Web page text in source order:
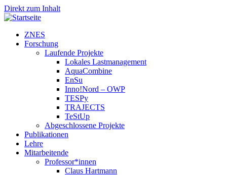
Direkt zum Inhalt
ZNES
Forschung
Laufende Projekte
Lokales Lastmanagement
AquaCombine
EnSu
Inno!Nord – OWP
TESPy
TRAJECTS
TeStUp
Abgeschlossene Projekte
Publikationen
Lehre
Mitarbeitende
Professor*innen
Claus Hartmann